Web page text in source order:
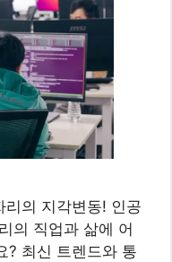
래 일자리
전략